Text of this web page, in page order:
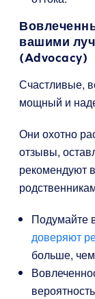
вашими
(Advocacy)
Счастливые,
мощный и
Они охотно
отзывы,
рекомендуют
Подумайте
доверяют
больше,